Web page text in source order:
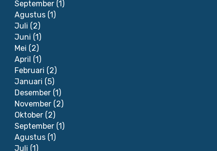
September (1)
Agustus (1)
Juli (2)
Juni (1)
Mei (2)
April (1)
Februari (2)
Januari (5)
Desember (1)
November (2)
Oktober (2)
September (1)
Agustus (1)
Juli (1)